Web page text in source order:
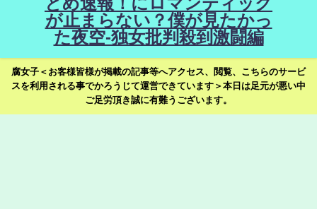
が止まらない？僕が見たかっ
た夜空-独女批判殺到激闘編
腐女子＜お客様皆様が掲載の記事等へアクセス、閲覧、こちらのサービ
スを利用される事でかろうじて運営できています＞本日は足元が悪い中
ご足労頂き誠に有難うございます。